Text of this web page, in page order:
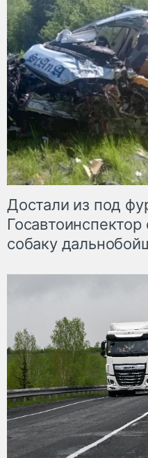
Достали из под
собаку